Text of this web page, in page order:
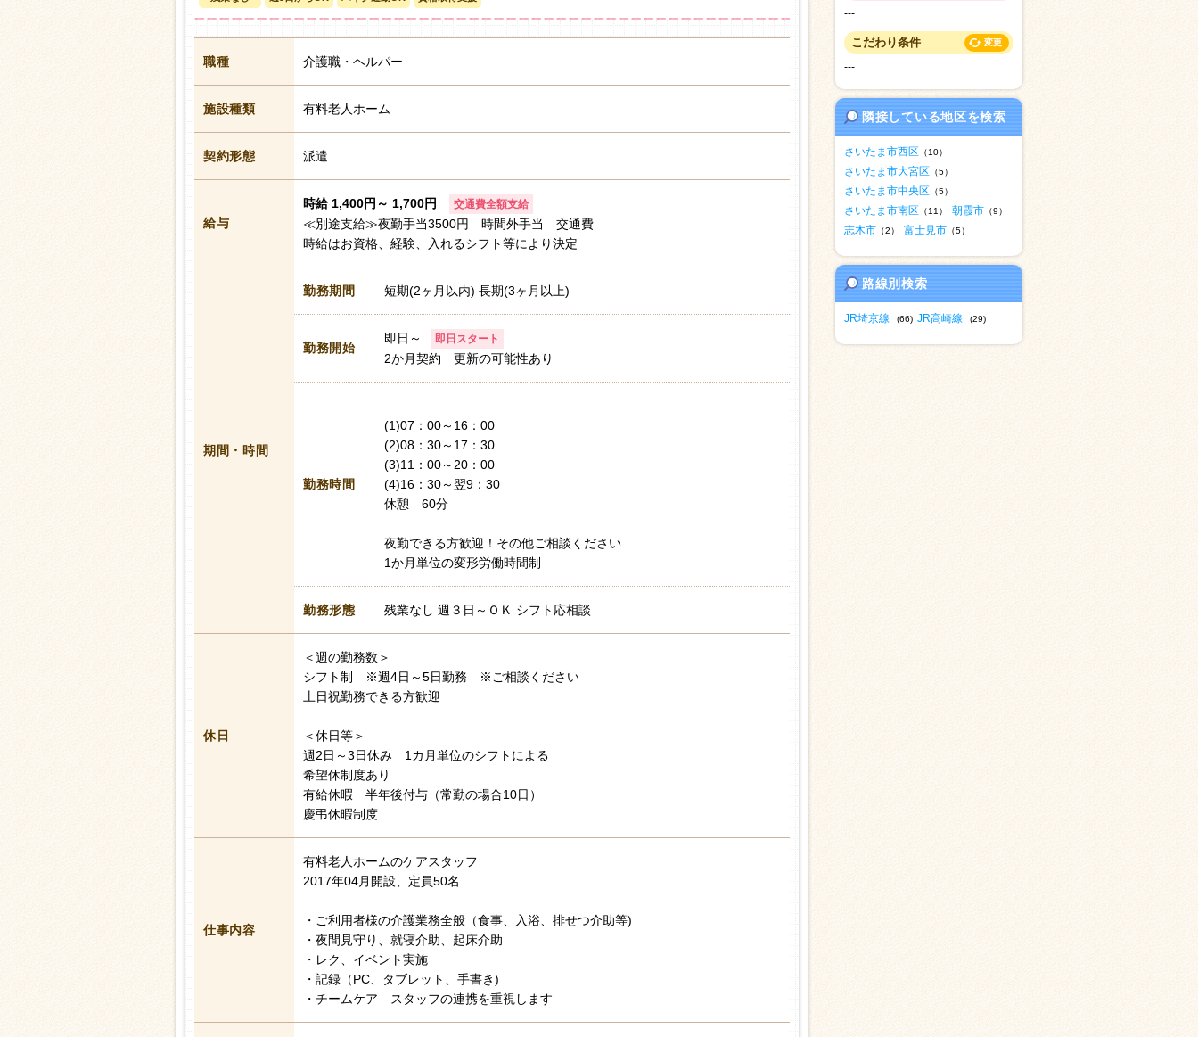
職種 介護職・ヘルパー
施設種類 有料老人ホーム
契約形態 派遣
給与
時給 1,400円～ 1,700円 交通費全額支給
≪別途支給≫夜勤手当3500円 時間外手当 交通費
時給はお資格、経験、入れるシフト等により決定
期間・時間
勤務期間 短期(2ヶ月以内) 長期(3ヶ月以上)
勤務開始
即日～ 即日スタート
2か月契約 更新の可能性あり
勤務時間
(1)07：00～16：00
(2)08：30～17：30
(3)11：00～20：00
(4)16：30～翌9：30
休憩 60分
夜勤できる方歓迎！その他ご相談ください
1か月単位の変形労働時間制
勤務形態 残業なし 週３日～ＯＫ シフト応相談
休日
＜週の勤務数＞
シフト制 ※週4日～5日勤務 ※ご相談ください
土日祝勤務できる方歓迎
＜休日等＞
週2日～3日休み 1カ月単位のシフトによる
希望休制度あり
有給休暇 半年後付与（常勤の場合10日）
慶弔休暇制度
仕事内容
有料老人ホームのケアスタッフ
2017年04月開設、定員50名
・ご利用者様の介護業務全般（食事、入浴、排せつ介助等)
・夜間見守り、就寝介助、起床介助
・レク、イベント実施
・記録（PC、タブレット、手書き)
・チームケア スタッフの連携を重視します
---
こだわり条件 変更
---
隣接している地区を検索
さいたま市西区 （10）
さいたま市大宮区 （5）
さいたま市中央区 （5）
さいたま市南区 （11） 朝霞市 （9）
志木市 （2） 富士見市 （5）
路線別検索
JR埼京線 (66) JR高崎線 (29)